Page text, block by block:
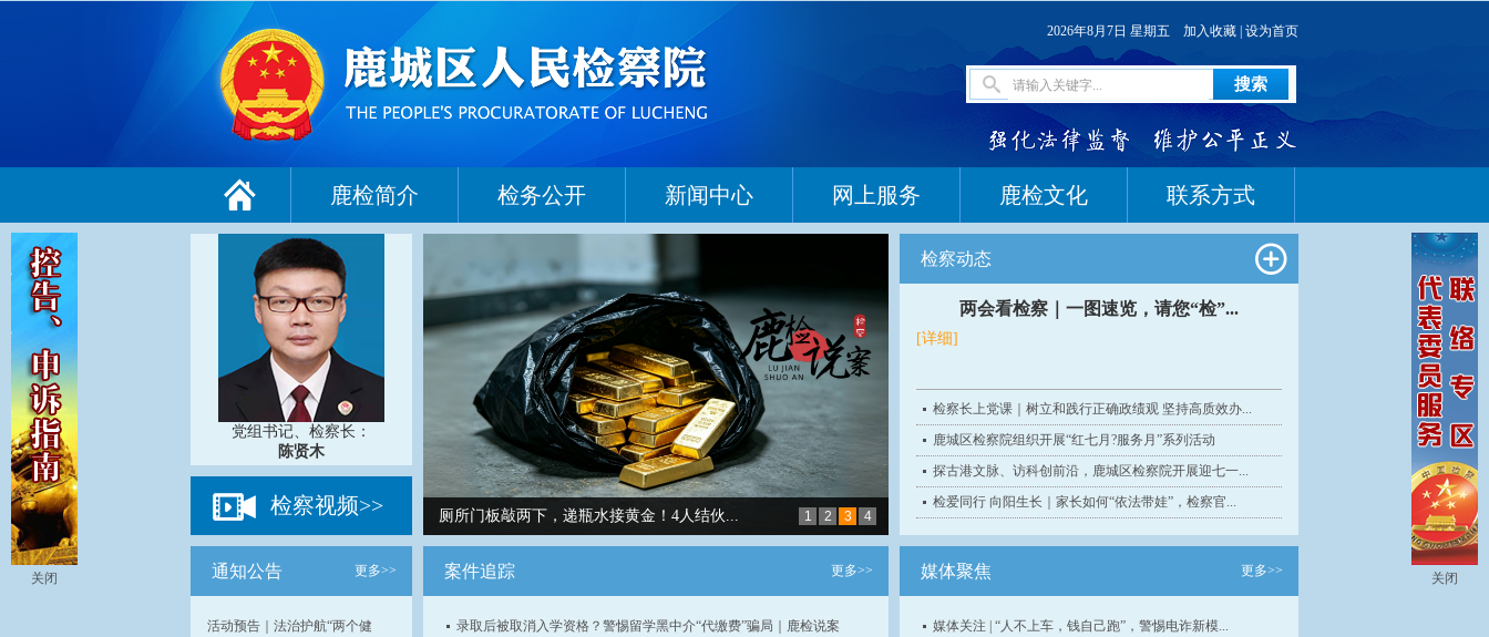
2026年8月7日 星期五 加入收藏 设为首页
鹿检简介 检务公开 新闻中心 网上服务 鹿检文化 联系方式
党组书记、检察长：
陈贤木
检察视频>>
更多>>
通知公告
活动预告｜法治护航“两个健
厕所门板敲两下，递瓶水接黄金！4人结伙... 1 2 3 4
更多>>
案件追踪
录取后被取消入学资格？警惕留学黑中介“代缴费”骗局｜鹿检说案
检察动态
两会看检察｜一图速览，请您“检”...
[详细]
检察长上党课｜树立和践行正确政绩观 坚持高质效办...
鹿城区检察院组织开展“红七月?服务月”系列活动
探古港文脉、访科创前沿，鹿城区检察院开展迎七一...
检爱同行 向阳生长｜家长如何“依法带娃”，检察官...
更多>>
媒体聚焦
媒体关注 | “人不上车，钱自己跑”，警惕电诈新模...
关闭 关闭